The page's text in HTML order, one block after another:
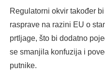
Regulatorni okvir također
rasprave na razini EU o
prtljage, što bi dodatno
se smanjila konfuzija i
putnike.